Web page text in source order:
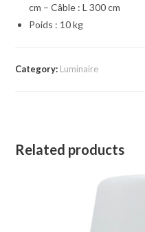
cm – Câble : L 300 cm
Poids : 10 kg
Category: Luminaire
Related products